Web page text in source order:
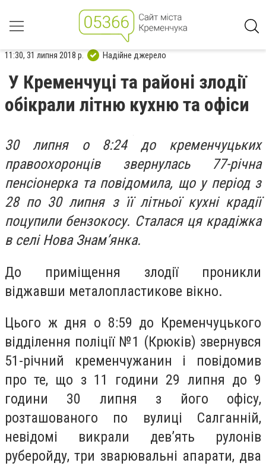
11:30, 31 липня 2018 р. Надійне джерело
У Кременчуці та районі злодії
обікрали літню кухню та офіси
30 липня о 8:24 до кременчуцьких
правоохоронців звернулась 77-річна
пенсіонерка та повідомила, що у період з
28 по 30 липня з її літньої кухні крадії
поцупили бензокосу. Сталася ця крадіжка
в селі Нова Знам’янка.
До приміщення злодії проникли
віджавши металопластикове вікно.
Цього ж дня о 8:59 до Кременчуцького
відділення поліції №1 (Крюків) звернувся
51-річний кременчужанин і повідомив
про те, що з 11 години 29 липня до 9
години 30 липня з його офісу,
розташованого по вулиці Салганній,
невідомі викрали дев’ять рулонів
руберойду, три зварювальні апарати, два